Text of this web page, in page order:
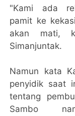
"Kami ada
pamit ke
akan mati,
Simanjuntak.
Namun kata
penyidik saat
tentang
Sambo